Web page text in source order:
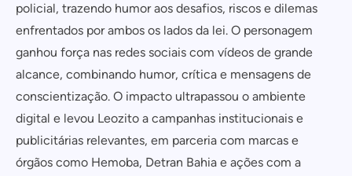
policial, trazendo humor aos desafios, riscos e dilemas
enfrentados por ambos os lados da lei. O personagem
ganhou força nas redes sociais com vídeos de grande
alcance, combinando humor, crítica e mensagens de
conscientização. O impacto ultrapassou o ambiente
digital e levou Leozito a campanhas institucionais e
publicitárias relevantes, em parceria com marcas e
órgãos como Hemoba, Detran Bahia e ações com a